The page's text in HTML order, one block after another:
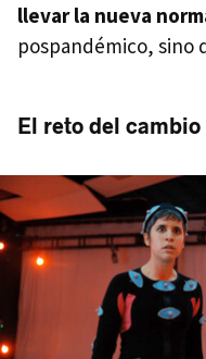
llevar la nueva
pospandémico, sino
El reto del cambio